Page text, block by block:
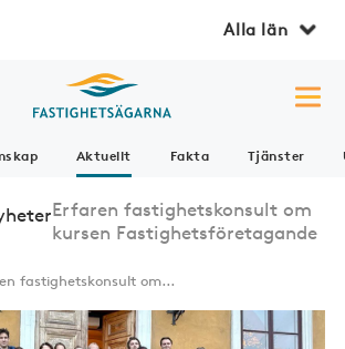
Alla län
Aktuellt Fakta Tjänster
Erfaren fastighetskonsult om
kursen Fastighetsföretagande
fastighetskonsult om...